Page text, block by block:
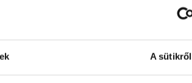
A sütikről